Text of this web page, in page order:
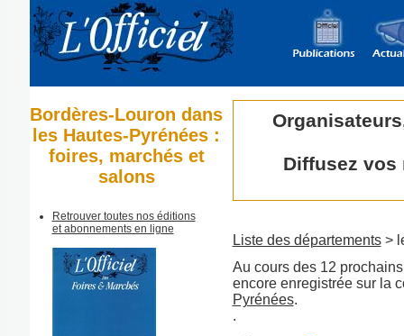
Bordères-Louron dans
les Hautes-Pyrénées :
foires, marchés et
salons
Retrouver toutes nos éditions
et abonnements en ligne
Diffusez vos
Liste des départements>
Au cours des 12
encore enregistrée sur la
Pyrénées.
.